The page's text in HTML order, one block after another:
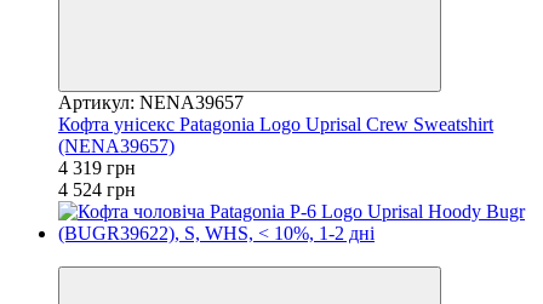
Артикул: NENA39657
Кофта унісекс Patagonia Logo Uprisal Crew Sweatshirt
(NENA39657)
4 319 грн
4 524 грн